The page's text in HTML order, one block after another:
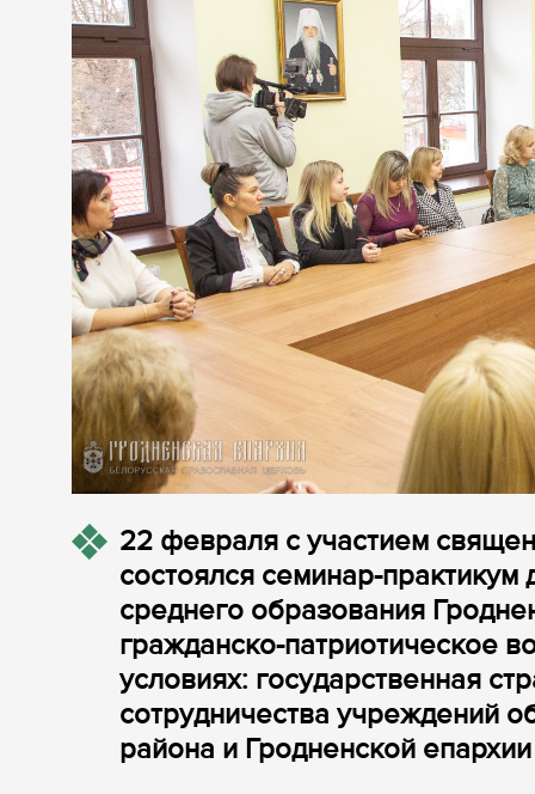
22 февраля с участием
состоялся семинар-
среднего образования
гражданско-патриотическое
условиях: государственная
сотрудничества учреждений
района и Гродненской